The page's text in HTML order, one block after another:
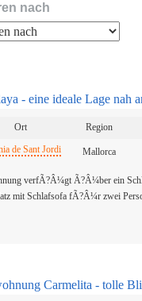
nach
- eine ideale Lage nah
Region
Ort
Mallorca
de Sant Jordi
verfÃ?Â¼gt Ã?Â¼ber ein
mit Schlafsofa fÃ?Â¼r zwei
Carmelita - tolle